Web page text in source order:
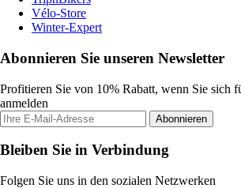
Vélo-Store
Winter-Expert
Abonnieren Sie unseren Newsletter
Profitieren Sie von 10% Rabatt, wenn Sie sich
anmelden
Abonnieren
Bleiben Sie in Verbindung
Folgen Sie uns in den sozialen Netzwerken